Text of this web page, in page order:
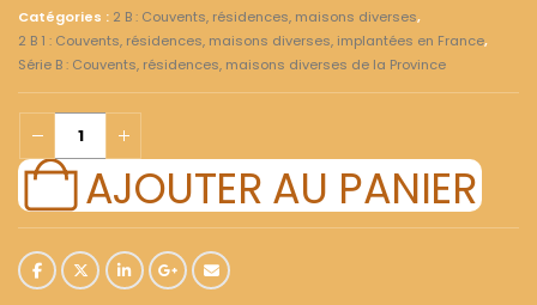
Catégories : 2 B : Couvents, résidences, maisons diverses,
2 B 1 : Couvents, résidences, maisons diverses, implantées en France,
Série B : Couvents, résidences, maisons diverses de la Province
AJOUTER AU PANIER